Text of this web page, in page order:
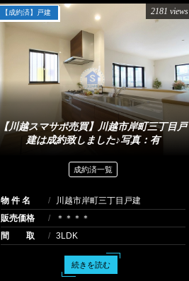
【川越スマサポ売買】川越市岸町三丁目戸
建は成約致しました♪写真：有
【成約済】戸建 2181 views
成約済一覧
物 件 名
川越市岸町三丁目戸建
販売価格
＊＊＊＊
間 取
3LDK
続きを読む